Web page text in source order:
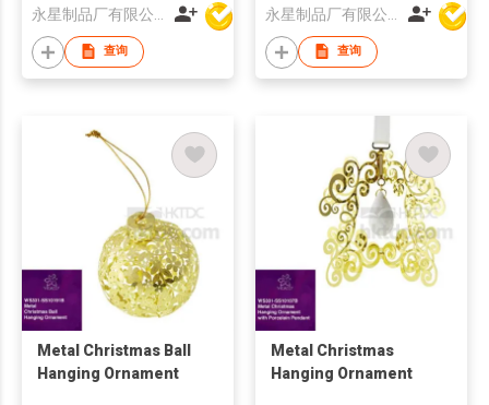
Pendant
查询
Pendant
查询
Metal Christmas Ball
Hanging Ornament
Metal Christmas
Hanging Ornament